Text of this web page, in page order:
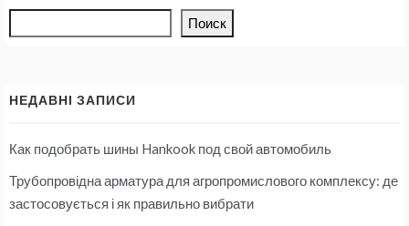
Поиск
НЕДАВНІ ЗАПИСИ
Как подобрать шины Hankook под свой автомобиль
Трубопровідна арматура для агропромислового комплексу: де
застосовується і як правильно вибрати